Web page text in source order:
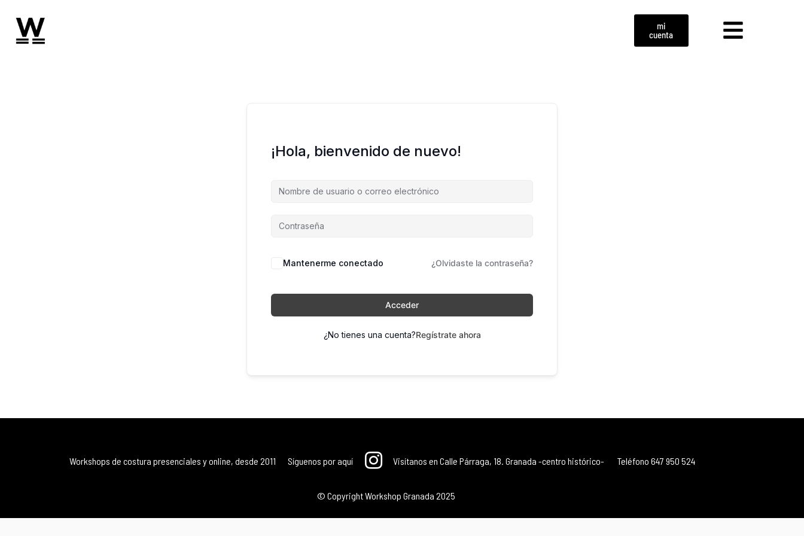
mi
cuenta
¡Hola, bienvenido de nuevo!
Mantenerme conectado ¿Olvidaste la contraseña?
Acceder
¿No tienes una cuenta?Regístrate ahora
Workshops de costura presenciales y online, desde 2011 Síguenos por aquí Visítanos en Calle Párraga, 18. Granada -centro histórico- Teléfono 647 950 524
© Copyright Workshop Granada 2025